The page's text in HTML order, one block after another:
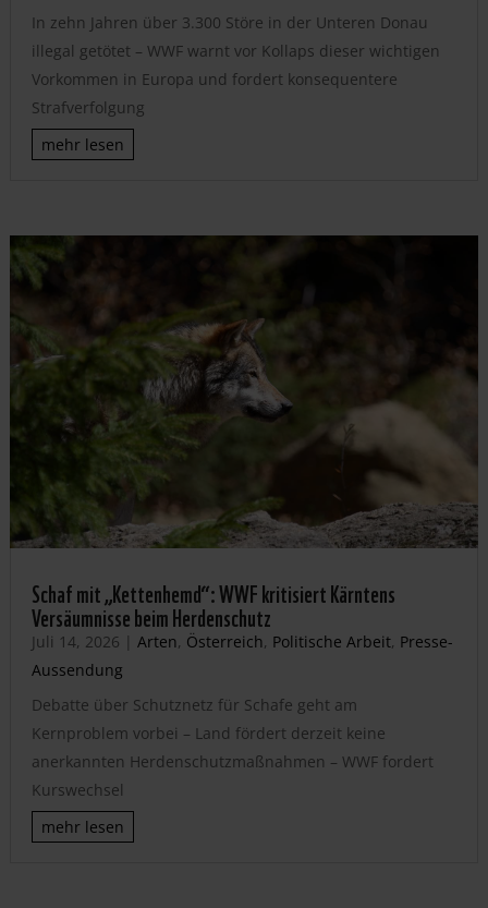
In zehn Jahren über 3.300 Störe in der Unteren Donau
illegal getötet – WWF warnt vor Kollaps dieser wichtigen
Vorkommen in Europa und fordert konsequentere
Strafverfolgung
mehr lesen
Schaf mit „Kettenhemd“: WWF kritisiert Kärntens
Versäumnisse beim Herdenschutz
Juli 14, 2026 | Arten, Österreich, Politische Arbeit, Presse-
Aussendung
Debatte über Schutznetz für Schafe geht am
Kernproblem vorbei – Land fördert derzeit keine
anerkannten Herdenschutzmaßnahmen – WWF fordert
Kurswechsel
mehr lesen